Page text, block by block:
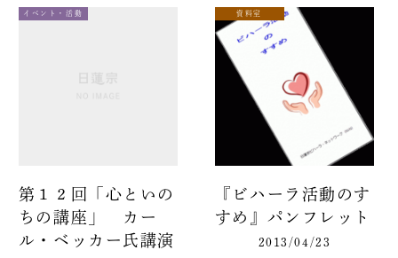
イベント・活動
第１２回「心といの
ちの講座」 カー
ル・ベッカー氏講演
資料室
『ビハーラ活動のす
すめ』パンフレット
2013/04/23